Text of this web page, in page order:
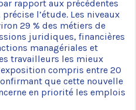
rapport aux précédentes
l’étude. Les niveaux
29 % des métiers de
juridiques, financières
managériales et
travailleurs les mieux
compris entre 20
que cette nouvelle
en priorité les emplois